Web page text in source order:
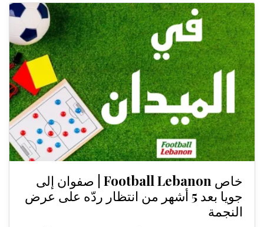
خاص Football Lebanon | صفوان إلى
جويا بعد 5 أشهر من انتظار ردّه على عرض
النجمة